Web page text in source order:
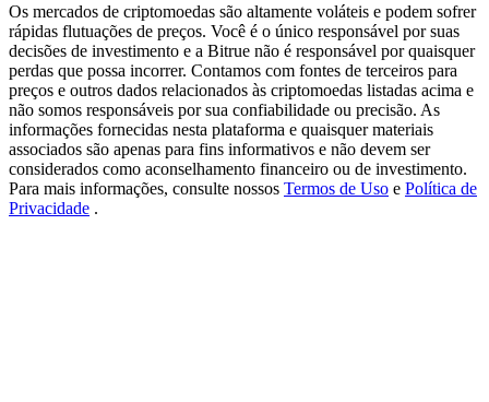
New Listing Futures Fest
Trade New Futures, Win 200,000 USDT
Crypto World Cup 2026: Grand Finale
77,777+3k Rewards
Os mercados de criptomoedas são altamente voláteis e podem sofrer
rápidas flutuações de preços. Você é o único responsável por suas
decisões de investimento e a Bitrue não é responsável por quaisquer
perdas que possa incorrer. Contamos com fontes de terceiros para
preços e outros dados relacionados às criptomoedas listadas acima e
não somos responsáveis por sua confiabilidade ou precisão. As
informações fornecidas nesta plataforma e quaisquer materiais
associados são apenas para fins informativos e não devem ser
considerados como aconselhamento financeiro ou de investimento.
Para mais informações, consulte nossos Termos de Uso e Política de
Privacidade .